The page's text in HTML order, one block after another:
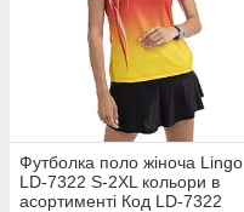
Футболка поло жіноча Lingo
LD-7322 S-2XL кольори в
асортименті Код LD-7322